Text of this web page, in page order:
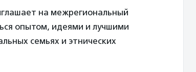
на межрегиональный
опытом, идеями и лучшими
семьях и этнических